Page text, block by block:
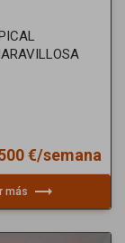
€/semana
más trending_flat